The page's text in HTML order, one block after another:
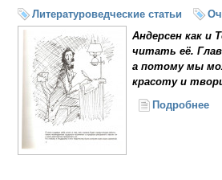
Литературоведческие статьи
Андерсен как и
читать её.
а потому мы
красоту и
Подробнеео